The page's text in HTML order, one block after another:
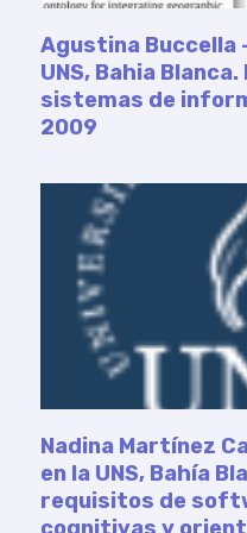
Agustina Buccella
UNS, Bahia
sistemas de
2009
Nadina Martínez
en la UNS, Bahía
requisitos de